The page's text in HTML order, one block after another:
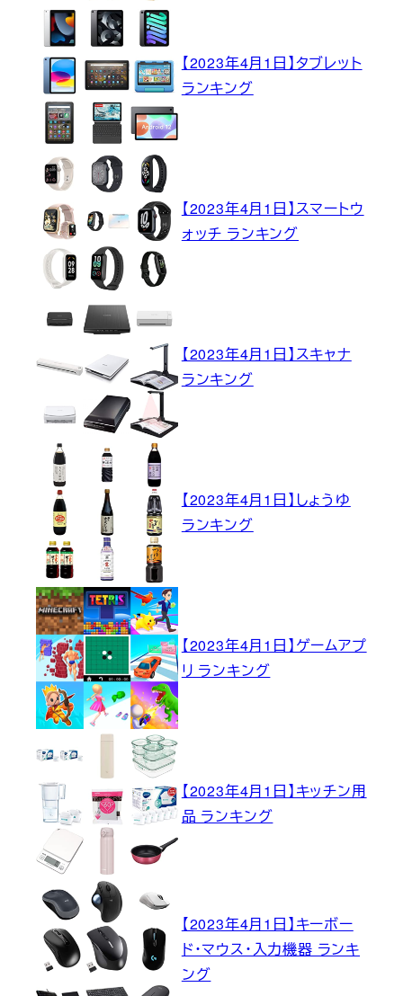
【2023年4月1日】タブレット
ランキング
【2023年4月1日】スマートウ
ォッチ ランキング
【2023年4月1日】スキャナ
ランキング
【2023年4月1日】しょうゆ
ランキング
【2023年4月1日】ゲームアプ
リ ランキング
【2023年4月1日】キッチン用
品 ランキング
【2023年4月1日】キーボー
ド・マウス・入力機器 ランキ
ング